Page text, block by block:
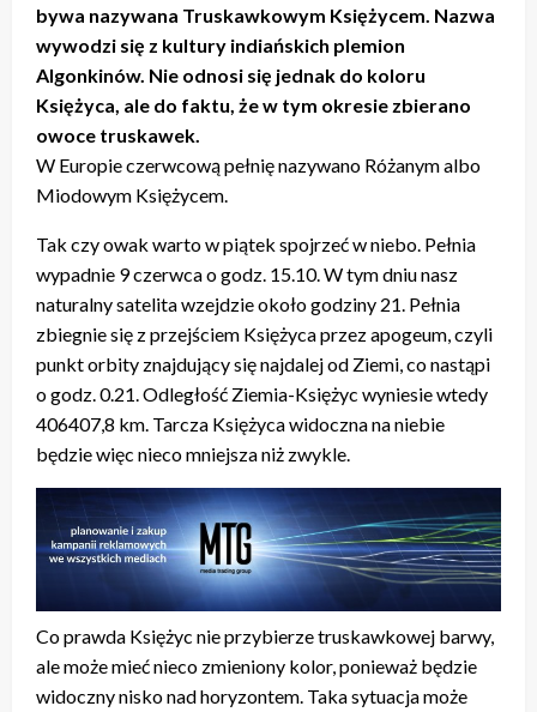
bywa nazywana Truskawkowym Księżycem. Nazwa
wywodzi się z kultury indiańskich plemion
Algonkinów. Nie odnosi się jednak do koloru
Księżyca, ale do faktu, że w tym okresie zbierano
owoce truskawek.
W Europie czerwcową pełnię nazywano Różanym albo
Miodowym Księżycem.
Tak czy owak warto w piątek spojrzeć w niebo. Pełnia
wypadnie 9 czerwca o godz. 15.10. W tym dniu nasz
naturalny satelita wzejdzie około godziny 21. Pełnia
zbiegnie się z przejściem Księżyca przez apogeum, czyli
punkt orbity znajdujący się najdalej od Ziemi, co nastąpi
o godz. 0.21. Odległość Ziemia-Księżyc wyniesie wtedy
406407,8 km. Tarcza Księżyca widoczna na niebie
będzie więc nieco mniejsza niż zwykle.
Co prawda Księżyc nie przybierze truskawkowej barwy,
ale może mieć nieco zmieniony kolor, ponieważ będzie
widoczny nisko nad horyzontem. Taka sytuacja może